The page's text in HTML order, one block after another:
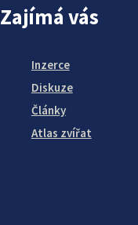
Zajímá vás
Inzerce
Diskuze
Články
Atlas zvířat